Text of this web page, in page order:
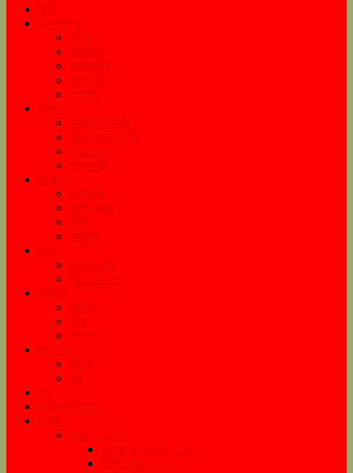
বিশ্ব
জীবনযাত্রা
স্বাস্থ্য
প্রযুক্তি
রসনাতৃপ্তি
গৃহস্থালি
রূপকলা
ভ্রমণ
ঘুরনচন্ডীর ডায়রি
যাওয়া মানে খাওয়া
ঘুরে tourএ
পথের দাবি
বিনোদন
চলচ্চিত্র
সঙ্গীত-নৃত্য
নাটক
অনুষ্ঠান
খেলা
দেশের খেলা
বিদেশের খেলা
সাহিত্য
কবিতা
গদ্য
প্রবন্ধ
কচি-কাঁচা
কবিতা
গল্প
কৃষি
বানিজ্য/বিনিয়োগ
সংরক্ষণ
সংরক্ষণ ২০১৮
রথ যাত্রা সংখ্যা ২০১৮
শারদ সংখ্যা ২০১৮